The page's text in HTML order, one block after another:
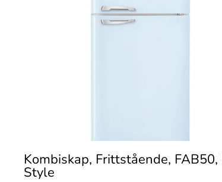
Kombiskap, Frittstående, FAB50,
Style